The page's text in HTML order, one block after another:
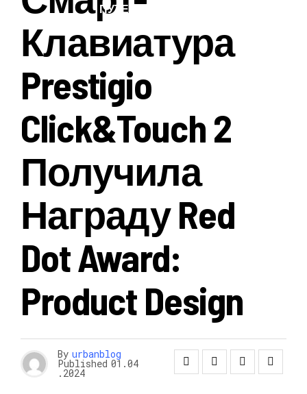
ПУТЕШЕСТВИЯ И
Клавиатура
Prestigio
Click&Touch 2
Получила
Награду Red
Dot Award:
Product Design
By urbanblog
Published 01.04
.2024